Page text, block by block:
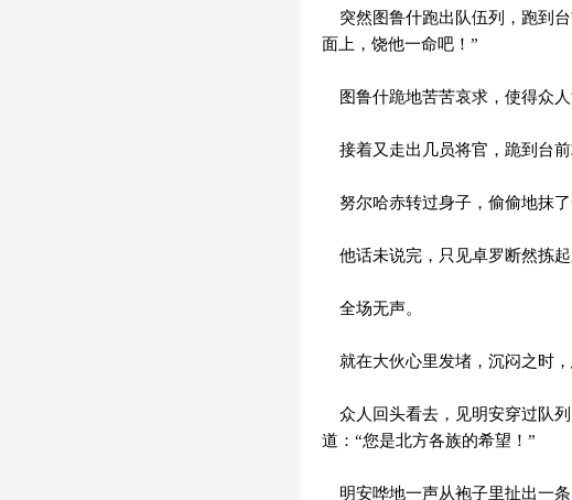
突然图鲁什跑出队伍列，跑到
面上，饶他一命吧！”
图鲁什跪地苦苦哀求，使得众人
接着又走出几员将官，跪到台前
努尔哈赤转过身子，偷偷地抹
他话未说完，只见卓罗断然拣起
全场无声。
就在大伙心里发堵，沉闷之时
众人回头看去，见明安穿过队列
道：“您是北方各族的希望！”
明安哗地一声从袍子里扯出一